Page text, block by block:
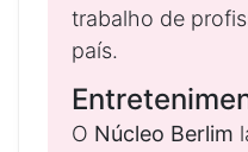
trabalho de
país.
O Núcleo Berlim